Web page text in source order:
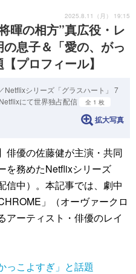
暉の相方”真広役・レ
息子＆「愛の、がっ
プロフィール】
2025.8.11（月） 19:15
Netflixシリーズ「グラスハート」 7
にて世界独占配信
全 1 枚
拡大写真
俳優の佐藤健が主演・共同
を務めたNetflixシリーズ
信中）。本記事では、劇中
」（オーヴァークロ
アーティスト・俳優のレイ
っこよすぎ」と話題